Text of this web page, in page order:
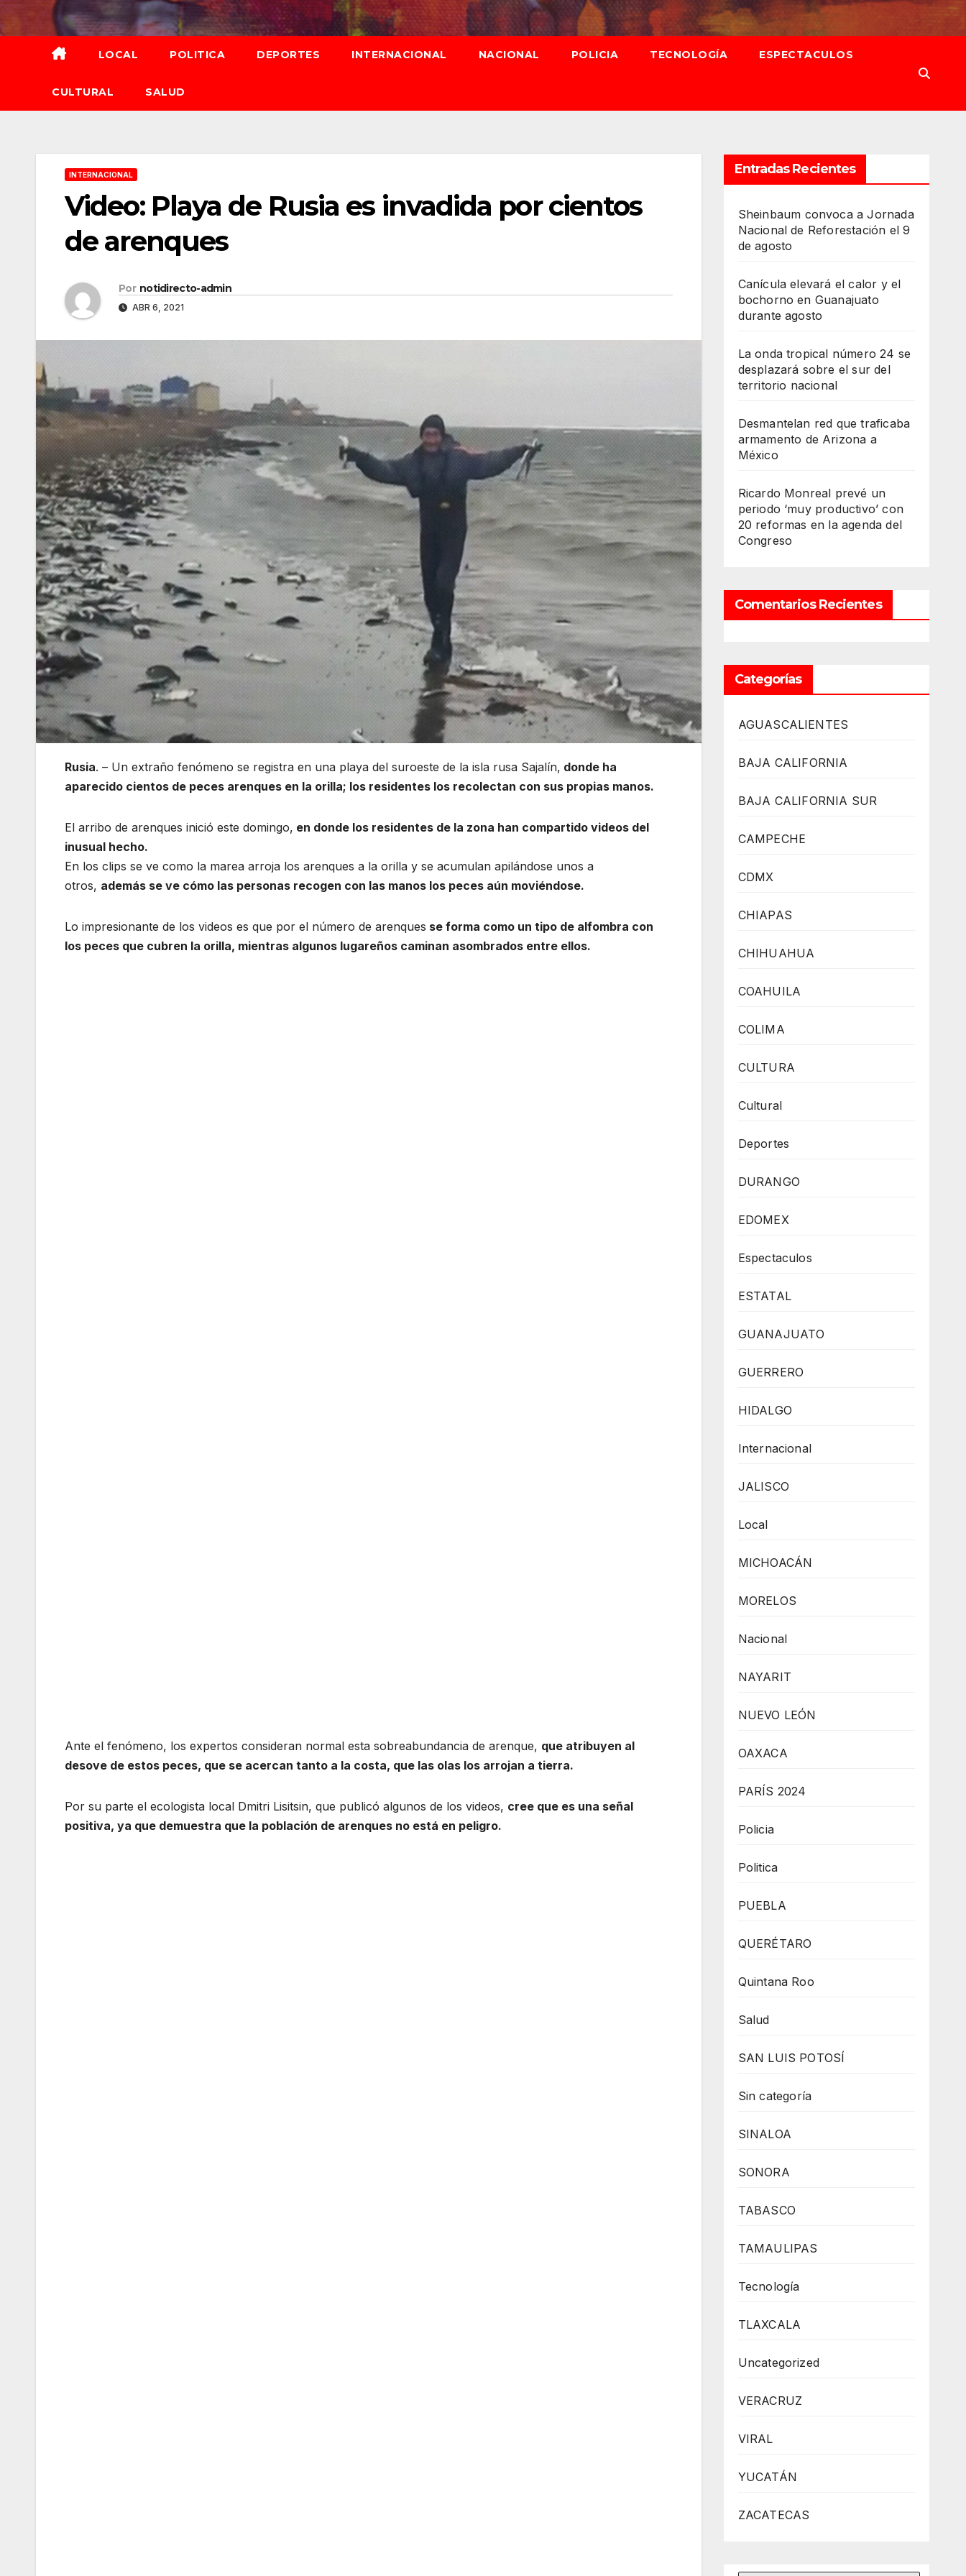
al
contenido
LOCAL POLITICA DEPORTES INTERNACIONAL NACIONAL POLICIA TECNOLOGÍA ESPECTACULOS
CULTURAL SALUD
INTERNACIONAL
Video: Playa de Rusia es invadida por cientos
de arenques
Por notidirecto-admin
ABR 6, 2021
Rusia. – Un extraño fenómeno se registra en una playa del suroeste de la isla rusa Sajalín, donde ha
aparecido cientos de peces arenques en la orilla; los residentes los recolectan con sus propias manos.
El arribo de arenques inició este domingo, en donde los residentes de la zona han compartido videos del
inusual hecho.
En los clips se ve como la marea arroja los arenques a la orilla y se acumulan apilándose unos a
otros, además se ve cómo las personas recogen con las manos los peces aún moviéndose.
Lo impresionante de los videos es que por el número de arenques se forma como un tipo de alfombra con
los peces que cubren la orilla, mientras algunos lugareños caminan asombrados entre ellos.
Ante el fenómeno, los expertos consideran normal esta sobreabundancia de arenque, que atribuyen al
desove de estos peces, que se acercan tanto a la costa, que las olas los arrojan a tierra.
Por su parte el ecologista local Dmitri Lisitsin, que publicó algunos de los videos, cree que es una señal
positiva, ya que demuestra que la población de arenques no está en peligro.
Entradas Recientes
Sheinbaum convoca a Jornada
Nacional de Reforestación el 9
de agosto
Canícula elevará el calor y el
bochorno en Guanajuato
durante agosto
La onda tropical número 24 se
desplazará sobre el sur del
territorio nacional
Desmantelan red que traficaba
armamento de Arizona a
México
Ricardo Monreal prevé un
periodo ‘muy productivo’ con
20 reformas en la agenda del
Congreso
Comentarios Recientes
Categorías
AGUASCALIENTES
BAJA CALIFORNIA
BAJA CALIFORNIA SUR
CAMPECHE
CDMX
CHIAPAS
CHIHUAHUA
COAHUILA
COLIMA
CULTURA
Cultural
Deportes
DURANGO
EDOMEX
Espectaculos
ESTATAL
GUANAJUATO
GUERRERO
HIDALGO
Internacional
JALISCO
Local
MICHOACÁN
MORELOS
Nacional
NAYARIT
NUEVO LEÓN
OAXACA
PARÍS 2024
Policia
Politica
PUEBLA
QUERÉTARO
Quintana Roo
Salud
SAN LUIS POTOSÍ
Sin categoría
SINALOA
SONORA
TABASCO
TAMAULIPAS
Tecnología
TLAXCALA
Uncategorized
VERACRUZ
VIRAL
YUCATÁN
ZACATECAS